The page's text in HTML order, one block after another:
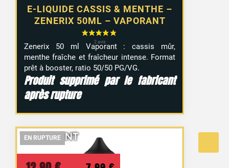
E-LIQUIDE CASSIS & MENTHE –
ZENERIX 50ML – VAPORANT
Zenerix 50 ml Vaporant : cassis mûr,
menthe fraîche et fraîcheur intense. Format
prêt à booster, ratio 50/50 PG/VG.
Produit supprimé par le fabricant
après rupture
EN RUPTURE
EN RUPTURE
EN RUPTURE